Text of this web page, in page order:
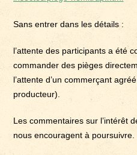
Sans entrer dans les détails :
l’attente des participants a été
commander des pièges
l’attente d’un commerçant
producteur).
Les commentaires sur l’intérêt
nous encouragent à poursuivre.